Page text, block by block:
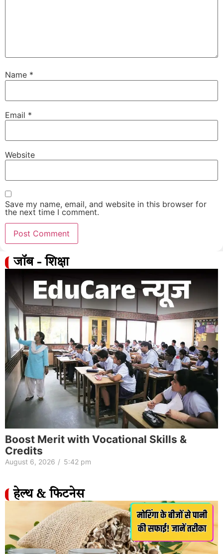
Name *
Email *
Website
Save my name, email, and website in this browser for
the next time I comment.
जॉब - शिक्षा
Boost Merit with Vocational Skills &
Credits
August 6, 2026 / 5:42 pm
हेल्थ & फिटनेस